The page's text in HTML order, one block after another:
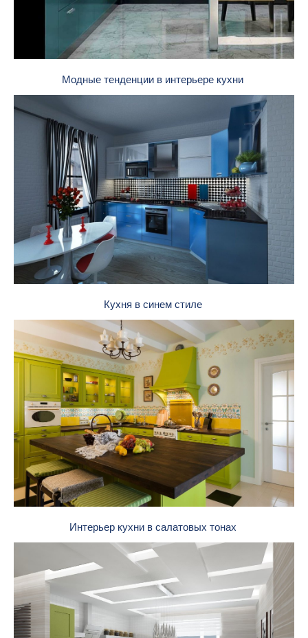
Модные тенденции в интерьере кухни
Кухня в синем стиле
Интерьер кухни в салатовых тонах